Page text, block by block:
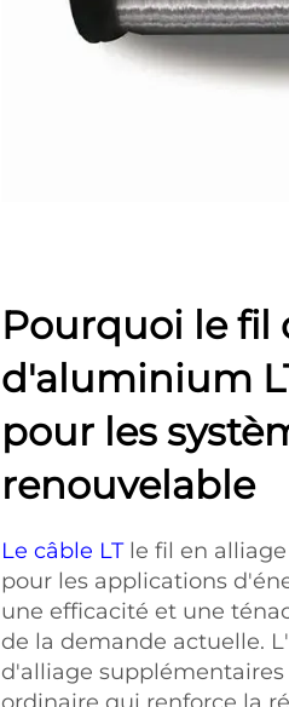
Pourquoi le fil
d'aluminium
pour les
renouvelable
Le câble LT le fil en
pour les applications
une efficacité et une
de la demande actuelle.
d'alliage